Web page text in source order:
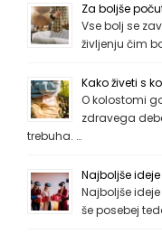
Za boljše
Vse bolj se
življenju čim
Kako živeti s
O kolostomi
zdravega
trebuha. …
Najboljše
Najboljše
še posebej